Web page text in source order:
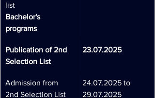
list
Bachelor's
programs
Publication of 2nd
Selection List
23.07.2025
Admission from
2nd Selection List
24.07.2025 to
29.07.2025